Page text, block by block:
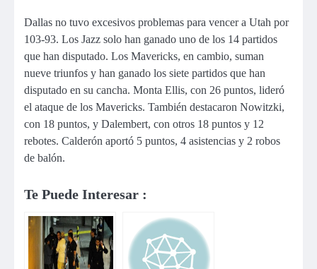
Dallas no tuvo excesivos problemas para vencer a Utah por
103-93. Los Jazz solo han ganado uno de los 14 partidos
que han disputado. Los Mavericks, en cambio, suman
nueve triunfos y han ganado los siete partidos que han
disputado en su cancha. Monta Ellis, con 26 puntos, lideró
el ataque de los Mavericks. También destacaron Nowitzki,
con 18 puntos, y Dalembert, con otros 18 puntos y 12
rebotes. Calderón aportó 5 puntos, 4 asistencias y 2 robos
de balón.
Te Puede Interesar :